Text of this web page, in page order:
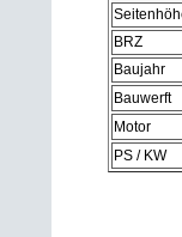
BRZ
Baujahr
Bauwerft
Motor
PS / KW